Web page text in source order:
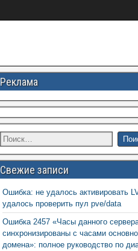
Реклама
Свежие записи
Ошибка: не удалось активировать
удалось проверить пул pve/data
Ошибка 2457 «Часы данного
синхронизированы с часами
домена»: полное руководство по